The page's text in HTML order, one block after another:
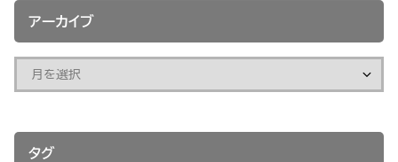
アーカイブ
タグ